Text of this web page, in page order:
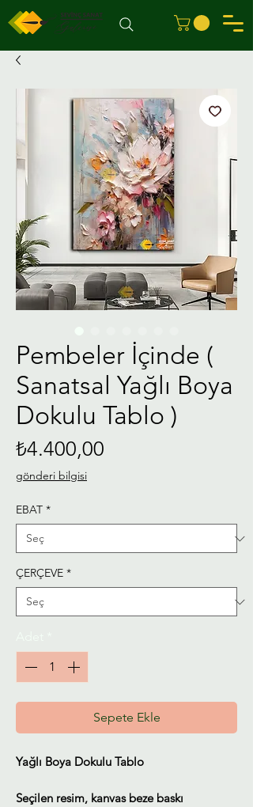
Pembeler İçinde (
Sanatsal Yağlı Boya
Dokulu Tablo )
₺4.400,00
gönderi bilgisi
EBAT *
ÇERÇEVE *
Sepete Ekle
Yağlı Boya Dokulu Tablo
Seçilen resim, kanvas beze baskı